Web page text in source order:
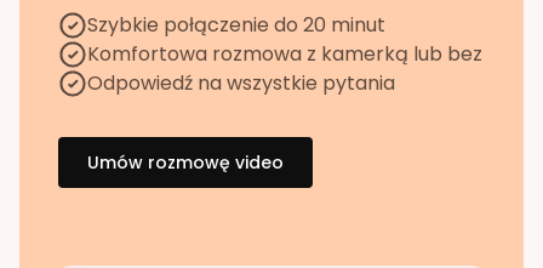
Szybkie połączenie do 20 minut
Komfortowa rozmowa z kamerką lub bez
Odpowiedź na wszystkie pytania
Umów rozmowę video